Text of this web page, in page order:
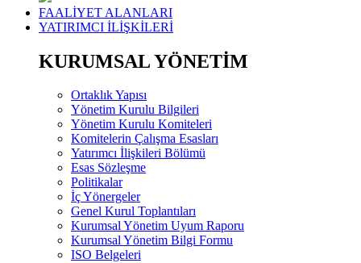
FAALİYET ALANLARI
YATIRIMCI İLİŞKİLERİ
KURUMSAL YÖNETİM
Ortaklık Yapısı
Yönetim Kurulu Bilgileri
Yönetim Kurulu Komiteleri
Komitelerin Çalışma Esasları
Yatırımcı İlişkileri Bölümü
Esas Sözleşme
Politikalar
İç Yönergeler
Genel Kurul Toplantıları
Kurumsal Yönetim Uyum Raporu
Kurumsal Yönetim Bilgi Formu
ISO Belgeleri